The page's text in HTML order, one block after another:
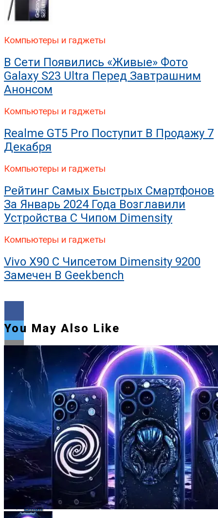
Компьютеры и гаджеты
В Сети Появились «живые» Фото
Galaxy S23 Ultra Перед Завтрашним
Анонсом
Компьютеры и гаджеты
Realme GT5 Pro Поступит В Продажу 7
Декабря
Компьютеры и гаджеты
Рейтинг Самых Быстрых Смартфонов
За Январь 2024 Года Возглавили
Устройства С Чипом Dimensity
Компьютеры и гаджеты
Vivo X90 С Чипсетом Dimensity 9200
Замечен В Geekbench
Flipboard
Reddit
Pinterest
Whatsapp
Whatsapp
Email
You May Also Like